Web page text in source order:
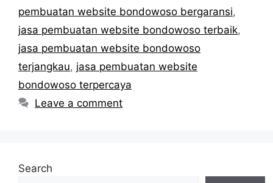
pembuatan website bondowoso bergaransi,
jasa pembuatan website bondowoso terbaik,
jasa pembuatan website bondowoso
terjangkau, jasa pembuatan website
bondowoso terpercaya
Leave a comment
Search